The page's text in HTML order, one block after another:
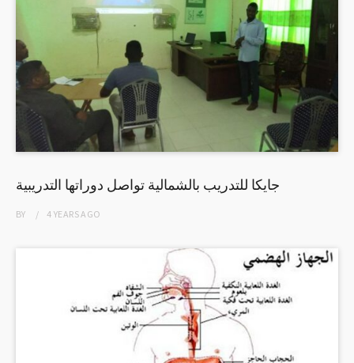
جايكا للتدريب بالشمالية تواصل دوراتها التدريبية
BY 4 YEARSAGO